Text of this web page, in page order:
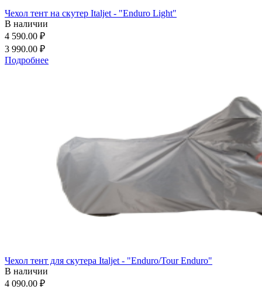
Чехол тент на скутер Italjet - "Enduro Light"
В наличии
4 590.00 ₽
3 990.00 ₽
Подробнее
Чехол тент для скутера Italjet - "Enduro/Tour Enduro"
В наличии
4 090.00 ₽